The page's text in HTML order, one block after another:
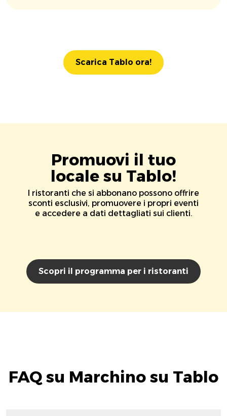
Scarica Tablo ora!
Promuovi il tuo
locale su Tablo!
I ristoranti che si abbonano possono offrire
sconti esclusivi, promuovere i propri eventi
e accedere a dati dettagliati sui clienti.
Scopri il programma per i ristoranti
FAQ su Marchino su Tablo